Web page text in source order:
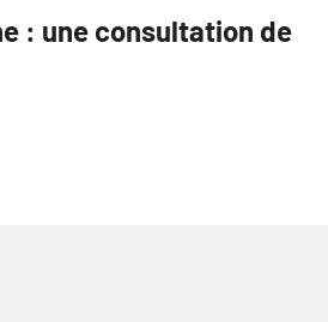
: une consultation de